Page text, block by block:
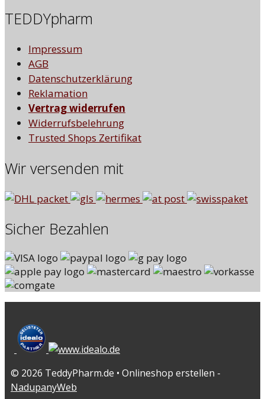
TEDDYpharm
Impressum
AGB
Datenschutzerklärung
Reklamation
Vertrag widerrufen
Widerrufsbelehrung
Trusted Shops Zertifikat
Wir versenden mit
Sicher Bezahlen
© 2026 TeddyPharm.de • Onlineshop erstellen -
NadupanyWeb